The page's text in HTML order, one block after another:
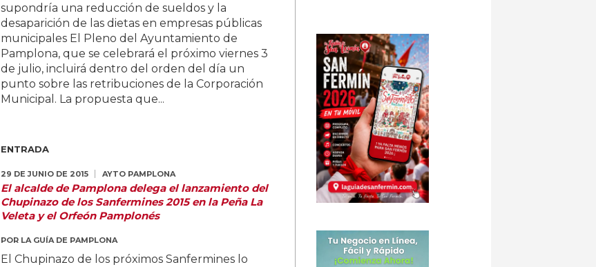
supondría una reducción de sueldos y la
desaparición de las dietas en empresas públicas
municipales El Pleno del Ayuntamiento de
Pamplona, que se celebrará el próximo viernes 3
de julio, incluirá dentro del orden del día un
punto sobre las retribuciones de la Corporación
Municipal. La propuesta que...
ENTRADA
29 DE JUNIO DE 2015 AYTO PAMPLONA
El alcalde de Pamplona delega el lanzamiento del
Chupinazo de los Sanfermines 2015 en la Peña La
Veleta y el Orfeón Pamplonés
POR LA GUÍA DE PAMPLONA
El Chupinazo de los próximos Sanfermines lo